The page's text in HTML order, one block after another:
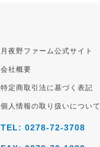
月夜野ファーム公式サイト
会社概要
特定商取引法に基づく表記
個人情報の取り扱いについて
TEL: 0278-72-3708